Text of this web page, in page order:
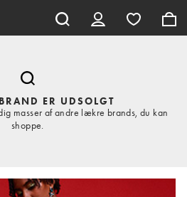
ER UDSOLGT
masser af andre lækre brands, du kan
shoppe.